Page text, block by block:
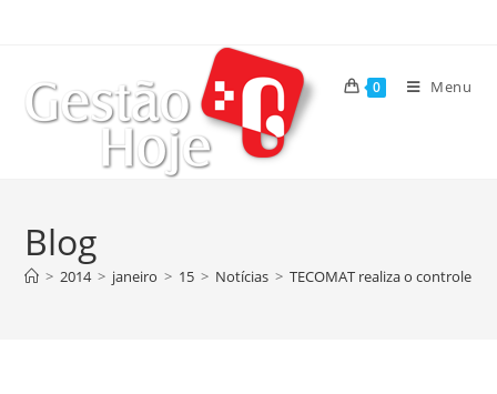
0 Menu
Blog
> 2014 > janeiro > 15 > Notícias > TECOMAT realiza o controle